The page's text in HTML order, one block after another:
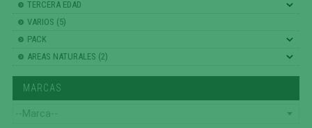
TERCERA EDAD
VARIOS (5)
PACK
AREAS NATURALES (2)
MARCAS